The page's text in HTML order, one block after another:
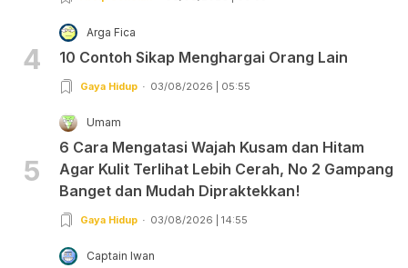
4
Arga Fica
10 Contoh Sikap Menghargai Orang Lain
Gaya Hidup 03/08/2026 | 05:55
5
Umam
6 Cara Mengatasi Wajah Kusam dan Hitam
Agar Kulit Terlihat Lebih Cerah, No 2 Gampang
Banget dan Mudah Dipraktekkan!
Gaya Hidup 03/08/2026 | 14:55
Captain Iwan